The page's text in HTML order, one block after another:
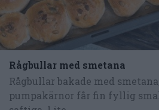
Rågbullar med smetana
Rågbullar bakade med
pumpakärnor får fin fyllig